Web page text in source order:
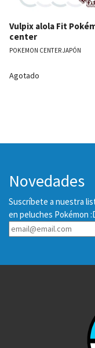
Vulpix alola Fit
center
POKEMON CENTER JAPÓN
Agotado
Novedades
Suscríbete a nuestra
en peluches Pokémon